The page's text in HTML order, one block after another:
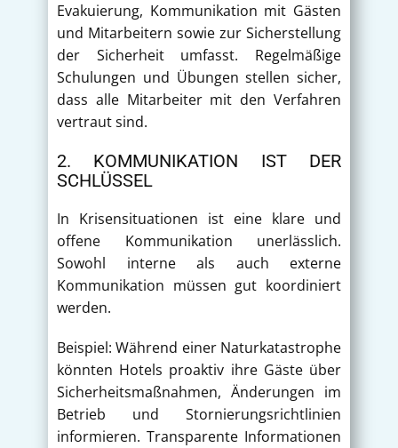
Evakuierung, Kommunikation mit Gästen
und Mitarbeitern sowie zur Sicherstellung
der Sicherheit umfasst. Regelmäßige
Schulungen und Übungen stellen sicher,
dass alle Mitarbeiter mit den Verfahren
vertraut sind.
2. KOMMUNIKATION IST DER
SCHLÜSSEL
In Krisensituationen ist eine klare und
offene Kommunikation unerlässlich.
Sowohl interne als auch externe
Kommunikation müssen gut koordiniert
werden.
Beispiel: Während einer Naturkatastrophe
könnten Hotels proaktiv ihre Gäste über
Sicherheitsmaßnahmen, Änderungen im
Betrieb und Stornierungsrichtlinien
informieren. Transparente Informationen